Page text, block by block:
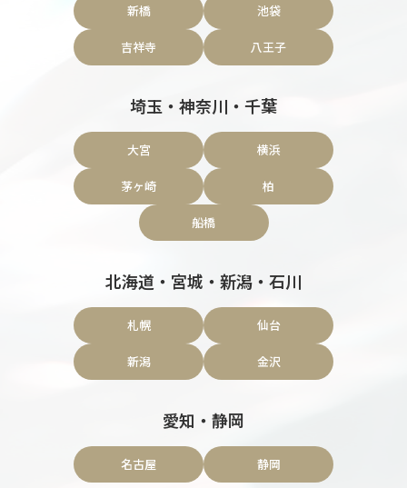
新橋 池袋
吉祥寺 八王子
埼玉・神奈川・千葉
大宮 横浜
茅ヶ崎 柏
船橋
北海道・宮城・新潟・石川
札幌 仙台
新潟 金沢
愛知・静岡
名古屋 静岡